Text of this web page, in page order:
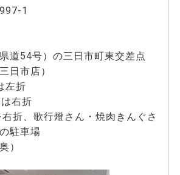
1
道54号）の三日市町東交差点
日市店）
左折
右折
折、歌行燈さん・焼肉きんぐさ
駐車場
）